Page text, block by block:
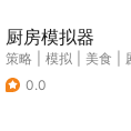
厨房模拟器
策略 模拟 美食
0.0